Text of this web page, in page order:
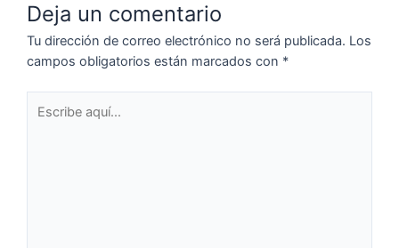
Deja un comentario
Tu dirección de correo electrónico no será publicada. Los
campos obligatorios están marcados con *